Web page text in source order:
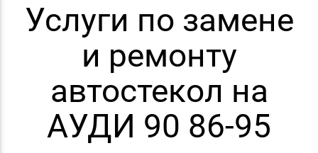
Услуги по замене
и ремонту
автостекол на
АУДИ 90 86-95